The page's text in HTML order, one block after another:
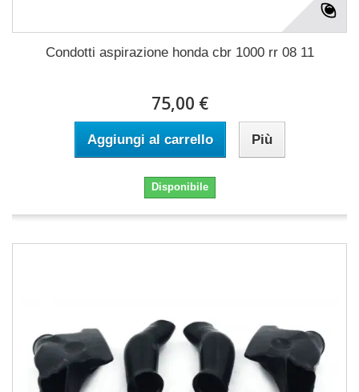
Condotti aspirazione honda cbr 1000 rr 08 11
75,00 €
Aggiungi al carrello Più
Disponibile